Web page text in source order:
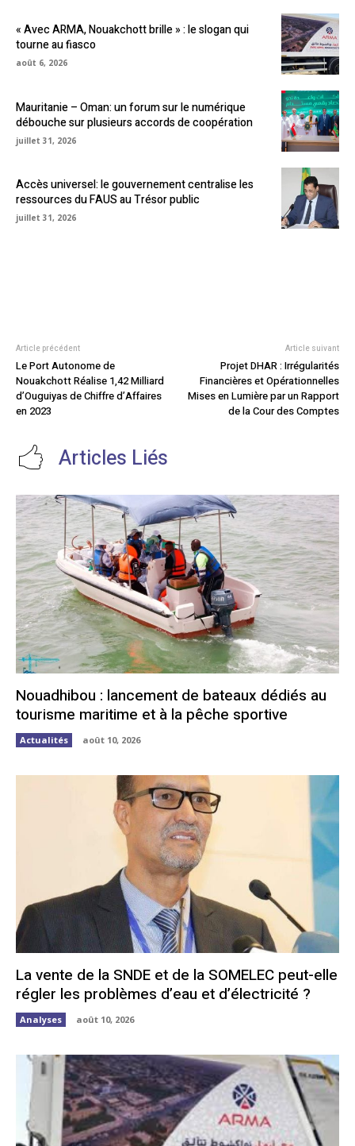
« Avec ARMA, Nouakchott brille » : le slogan qui
tourne au fiasco
août 6, 2026
Mauritanie – Oman: un forum sur le numérique
débouche sur plusieurs accords de coopération
juillet 31, 2026
Accès universel: le gouvernement centralise les
ressources du FAUS au Trésor public
juillet 31, 2026
Article précédent
Le Port Autonome de
Nouakchott Réalise 1,42 Milliard
d’Ouguiyas de Chiffre d’Affaires
en 2023
Article suivant
Projet DHAR : Irrégularités
Financières et Opérationnelles
Mises en Lumière par un Rapport
de la Cour des Comptes
Articles Liés
Nouadhibou : lancement de bateaux dédiés au
tourisme maritime et à la pêche sportive
Actualités août 10, 2026
La vente de la SNDE et de la SOMELEC peut-elle
régler les problèmes d’eau et d’électricité ?
Analyses août 10, 2026